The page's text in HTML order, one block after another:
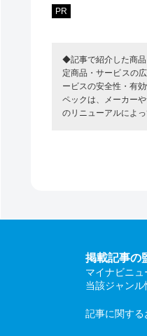
PR
◆記事で紹介した商
定商品・サービスの
ービスの安全性・有
ペックは、メーカー
のリニューアルによ
掲載記事の
マイナビニ
当該ジャンル
記事に関する